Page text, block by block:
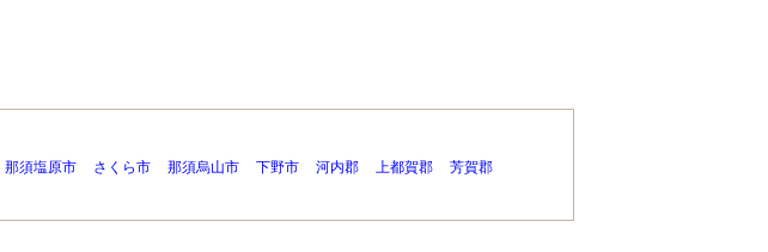
那須塩原市 さくら市 那須烏山市 下野市 河内郡 上都賀郡
芳賀郡